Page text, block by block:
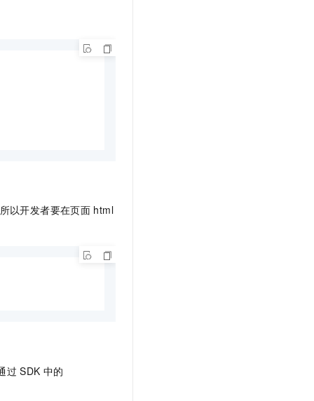
以开发者要在页面 html
过 SDK 中的